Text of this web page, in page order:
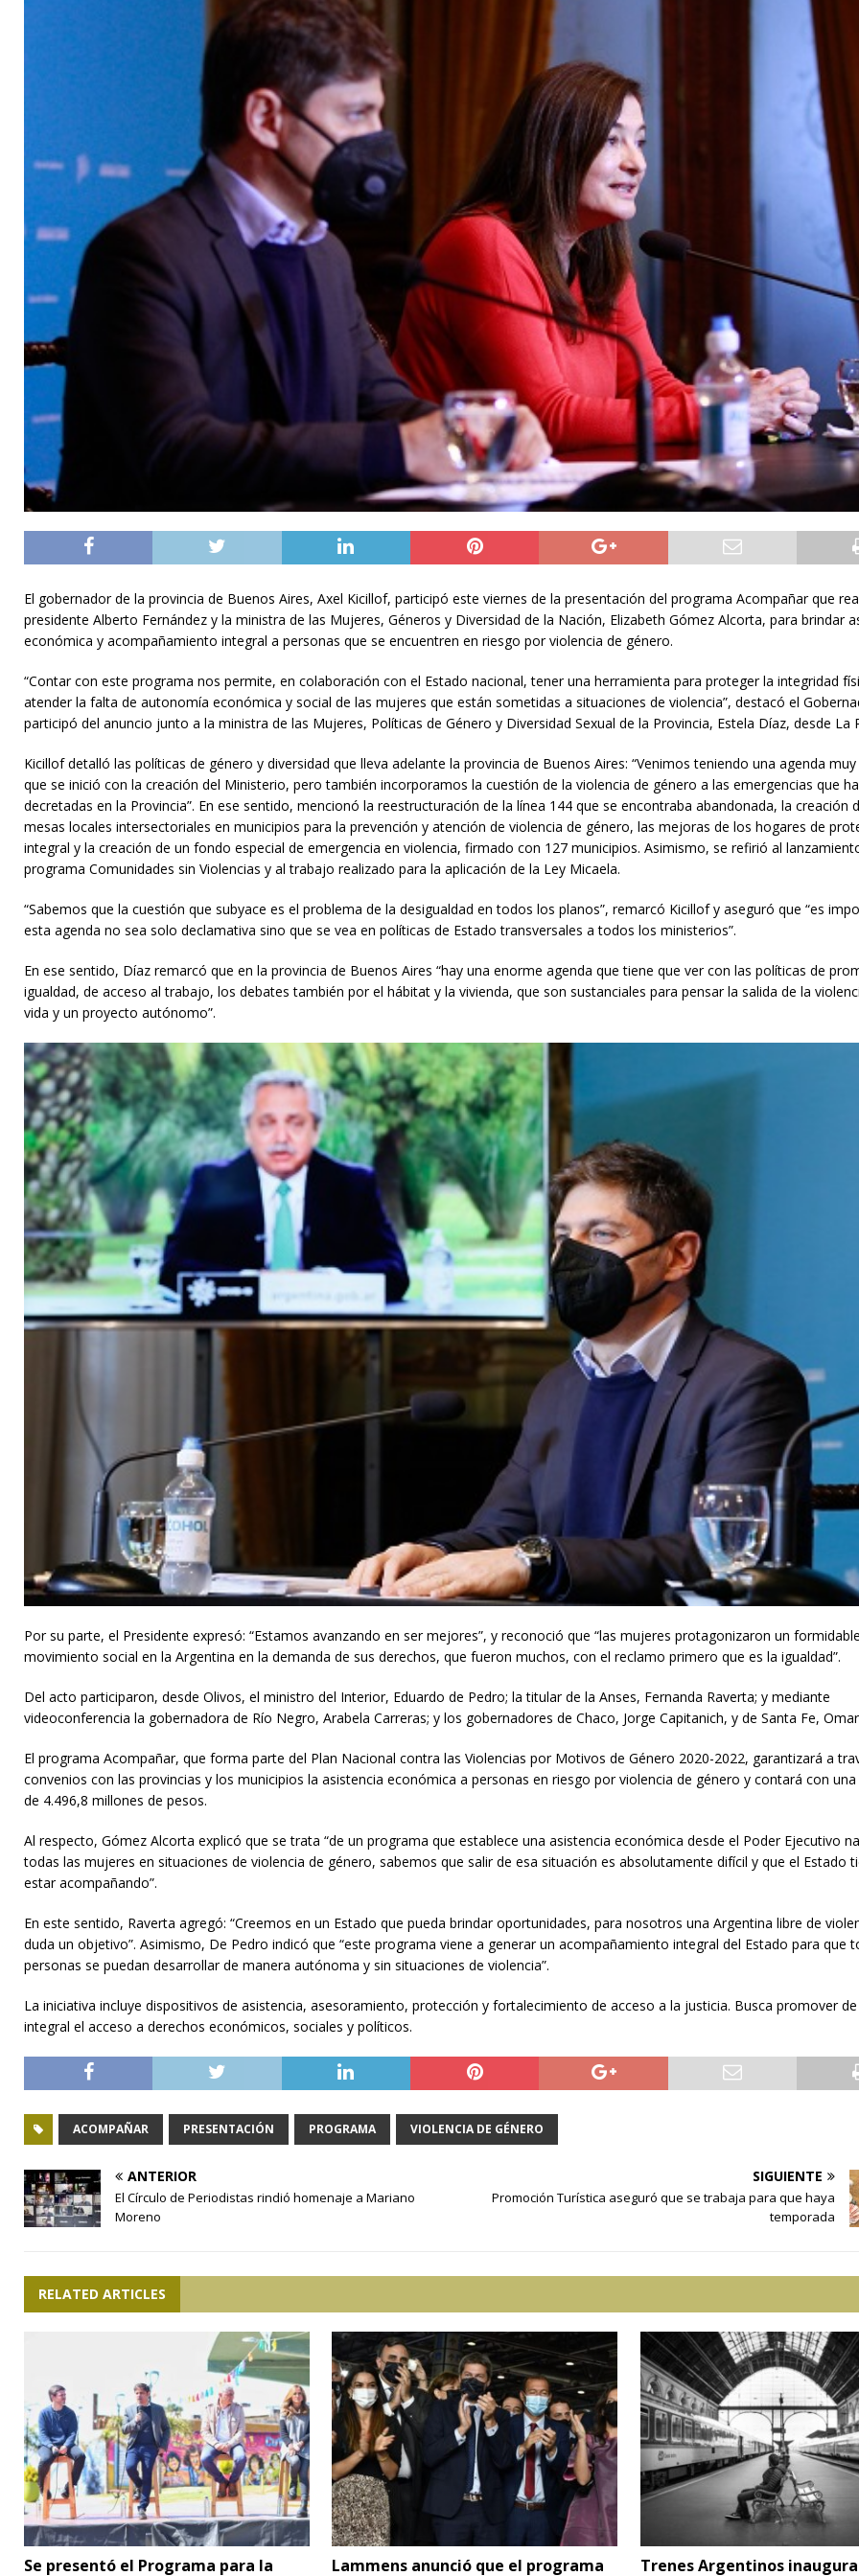
El gobernador de la provincia de Buenos Aires, Axel Kicillof, participó este viernes de la presentación del programa Acompañar que
presidente Alberto Fernández y la ministra de las Mujeres, Géneros y Diversidad de la Nación, Elizabeth Gómez Alcorta, para brindar
económica y acompañamiento integral a personas que se encuentren en riesgo por violencia de género.
“Contar con este programa nos permite, en colaboración con el Estado nacional, tener una herramienta para proteger la integridad
atender la falta de autonomía económica y social de las mujeres que están sometidas a situaciones de violencia”, destacó el
participó del anuncio junto a la ministra de las Mujeres, Políticas de Género y Diversidad Sexual de la Provincia, Estela Díaz, desde La
Kicillof detalló las políticas de género y diversidad que lleva adelante la provincia de Buenos Aires: “Venimos teniendo una agenda
que se inició con la creación del Ministerio, pero también incorporamos la cuestión de la violencia de género a las emergencias que
decretadas en la Provincia”. En ese sentido, mencionó la reestructuración de la línea 144 que se encontraba abandonada, la creación
mesas locales intersectoriales en municipios para la prevención y atención de violencia de género, las mejoras de los hogares de
integral y la creación de un fondo especial de emergencia en violencia, firmado con 127 municipios. Asimismo, se refirió al
programa Comunidades sin Violencias y al trabajo realizado para la aplicación de la Ley Micaela.
“Sabemos que la cuestión que subyace es el problema de la desigualdad en todos los planos”, remarcó Kicillof y aseguró que “es
esta agenda no sea solo declamativa sino que se vea en políticas de Estado transversales a todos los ministerios”.
En ese sentido, Díaz remarcó que en la provincia de Buenos Aires “hay una enorme agenda que tiene que ver con las políticas de
igualdad, de acceso al trabajo, los debates también por el hábitat y la vivienda, que son sustanciales para pensar la salida de la
vida y un proyecto autónomo”.
Por su parte, el Presidente expresó: “Estamos avanzando en ser mejores”, y reconoció que “las mujeres protagonizaron un
movimiento social en la Argentina en la demanda de sus derechos, que fueron muchos, con el reclamo primero que es la igualdad”.
Del acto participaron, desde Olivos, el ministro del Interior, Eduardo de Pedro; la titular de la Anses, Fernanda Raverta; y mediante
videoconferencia la gobernadora de Río Negro, Arabela Carreras; y los gobernadores de Chaco, Jorge Capitanich, y de Santa Fe,
El programa Acompañar, que forma parte del Plan Nacional contra las Violencias por Motivos de Género 2020-2022, garantizará a
convenios con las provincias y los municipios la asistencia económica a personas en riesgo por violencia de género y contará con
de 4.496,8 millones de pesos.
Al respecto, Gómez Alcorta explicó que se trata “de un programa que establece una asistencia económica desde el Poder Ejecutivo
todas las mujeres en situaciones de violencia de género, sabemos que salir de esa situación es absolutamente difícil y que el Estado
estar acompañando”.
En este sentido, Raverta agregó: “Creemos en un Estado que pueda brindar oportunidades, para nosotros una Argentina libre de
duda un objetivo”. Asimismo, De Pedro indicó que “este programa viene a generar un acompañamiento integral del Estado para que
personas se puedan desarrollar de manera autónoma y sin situaciones de violencia”.
La iniciativa incluye dispositivos de asistencia, asesoramiento, protección y fortalecimiento de acceso a la justicia. Busca promover
integral el acceso a derechos económicos, sociales y políticos.
ACOMPAÑAR PRESENTACIÓN PROGRAMA VIOLENCIA DE GÉNERO
ANTERIOR
El Círculo de Periodistas rindió homenaje a Mariano
Moreno
SIGUIENTE
Promoción Turística aseguró que se trabaja para que haya
temporada
RELATED ARTICLES
Se presentó el Programa para la
Lammens anunció que el programa
Trenes Argentinos